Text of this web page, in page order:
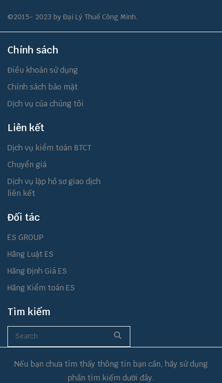
©2015- 2023 by Đại Lý Thuế Công Minh.
Chính sách
Điều khoản sử dụng
Chính sách bảo mật
Dịch vụ của chúng tôi
Liên kết
Dịch vụ kiểm toán BTCT
Chuyển giá
Dịch vụ lập hồ sơ giao dịch
liên kết
Đối tác
ES GROUP
Hãng Luật ES
Hãng Định Giá ES
Hãng Kiểm toán ES
Tìm kiếm
Nếu bạn chưa tìm thấy thông tin bạn cần, hãy sử dụng
phần tìm kiếm dưới đây.